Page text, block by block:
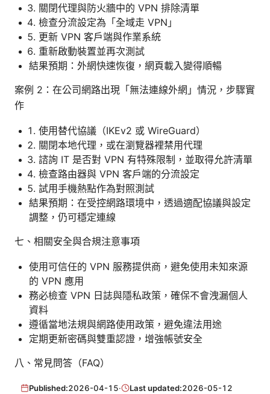
關閉代理與防火牆中的 VPN 排除清單
檢查分流設定為「全域走 VPN」
更新 VPN 客戶端與作業系統
重新啟動裝置並再次測試
結果預期：外網快速恢復，網頁載入變得順暢
案例 2：在公司網路出現「無法連線外網」情況，步驟實
作
使用替代協議（IKEv2 或 WireGuard）
關閉本地代理，或在瀏覽器裡禁用代理
諮詢 IT 是否對 VPN 有特殊限制，並取得允許清單
檢查路由器與 VPN 客戶端的分流設定
試用手機熱點作為對照測試
結果預期：在受控網路環境中，透過適配協議與設定
調整，仍可穩定連線
七、相關安全與合規注意事項
使用可信任的 VPN 服務提供商，避免使用未知來源
的 VPN 應用
務必檢查 VPN 日誌與隱私政策，確保不會洩漏個人
資料
遵循當地法規與網路使用政策，避免違法用途
定期更新密碼與雙重認證，增強帳號安全
八、常見問答（FAQ）
Published:2026-04-15· Last updated:2026-05-12